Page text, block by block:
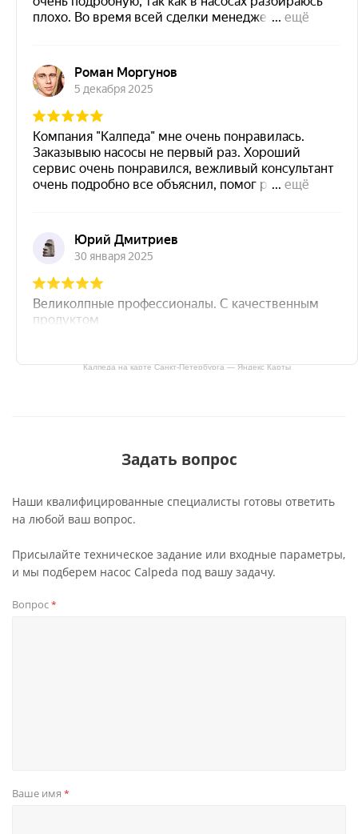
Калпеда на карте Санкт‑Петербурга — Яндекс Карты
Задать вопрос
Наши квалифицированные специалисты готовы ответить
на любой ваш вопрос.
Присылайте техническое задание или входные параметры,
и мы подберем насос Calpeda под вашу задачу.
Вопрос*
Ваше имя *